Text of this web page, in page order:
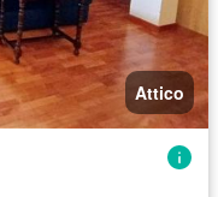
Attico